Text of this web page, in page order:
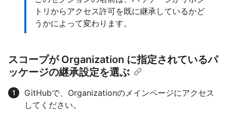
トリからアクセス許可を既に継承しているかど
うかによって変わります。
スコープが Organization に指定されているパ
ッケージの継承設定を選ぶ
GitHubで、Organizationのメインページにアクセス
してください。